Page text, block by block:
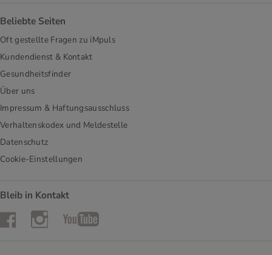
Beliebte Seiten
Oft gestellte Fragen zu iMpuls
Kundendienst & Kontakt
Gesundheitsfinder
Über uns
Impressum & Haftungsausschluss
Verhaltenskodex und Meldestelle
Datenschutz
Cookie-Einstellungen
Bleib in Kontakt
FacebookInstagramYouTube